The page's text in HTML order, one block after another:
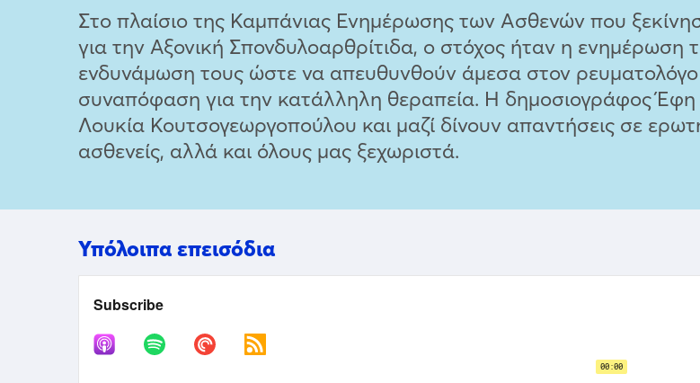
Στο πλαίσιο της Καμπάνιας Ενημέρωσης των Ασθενών που
για την Αξονική Σπονδυλοαρθρίτιδα, ο στόχος ήταν η
ενδυνάμωση τους ώστε να απευθυνθούν άμεσα στον ρευματολόγο
συναπόφαση για την κατάλληλη θεραπεία. Η δημοσιογράφος Έφη
Λουκία Κουτσογεωργοπούλου και μαζί δίνουν απαντήσεις σε
ασθενείς, αλλά και όλους μας ξεχωριστά.
Υπόλοιπα επεισόδια